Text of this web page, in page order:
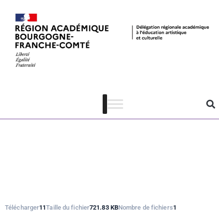
Jeunes en
librairie –
diaporama de
Télécharger11Taille du fichier721.83 KBNombre de fichiers1